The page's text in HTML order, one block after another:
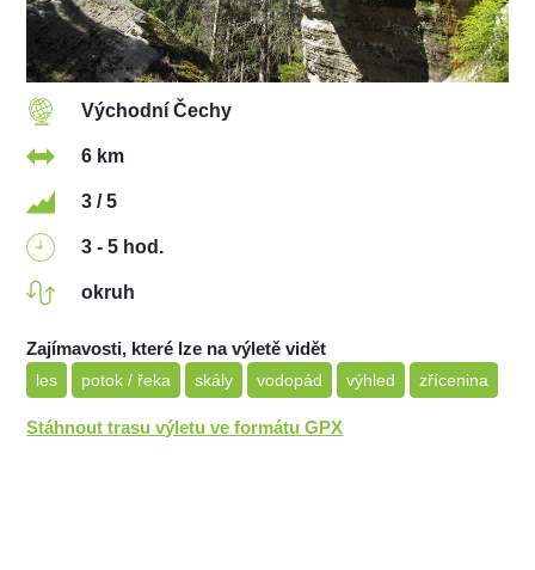
Východní Čechy
6 km
3 / 5
3 - 5 hod.
okruh
Zajímavosti, které lze na výletě vidět
les potok / řeka skály vodopád výhled zřícenina
Stáhnout trasu výletu ve formátu GPX